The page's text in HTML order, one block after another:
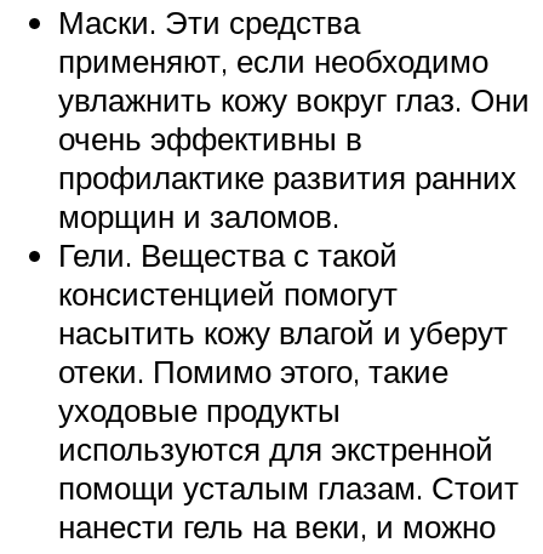
Маски. Эти средства
применяют, если необходимо
увлажнить кожу вокруг глаз. Они
очень эффективны в
профилактике развития ранних
морщин и заломов.
Гели. Вещества с такой
консистенцией помогут
насытить кожу влагой и уберут
отеки. Помимо этого, такие
уходовые продукты
используются для экстренной
помощи усталым глазам. Стоит
нанести гель на веки, и можно